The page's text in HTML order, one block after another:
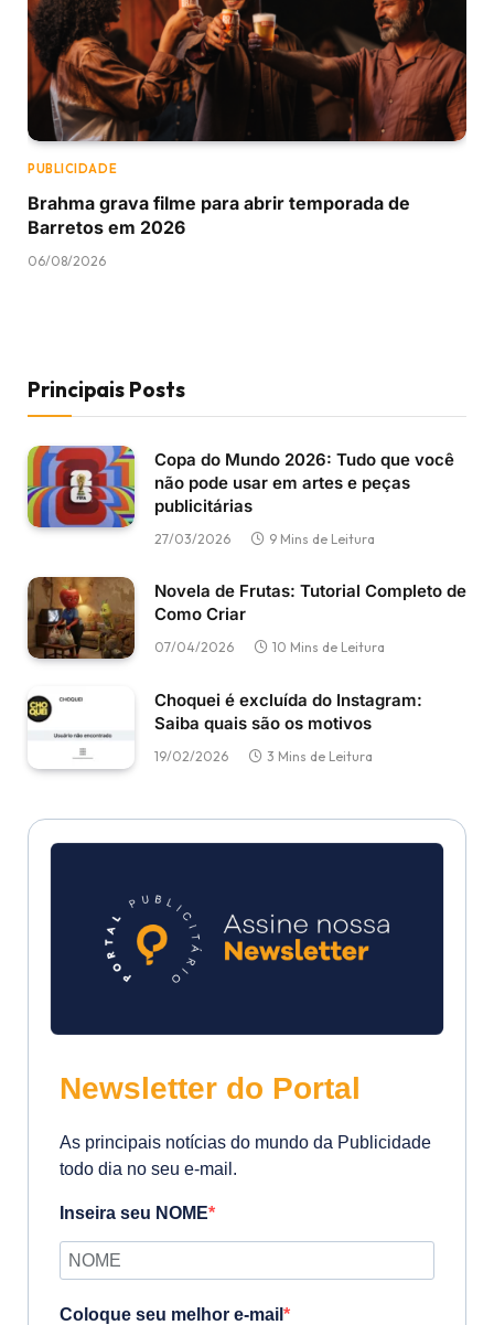
PUBLICIDADE
Brahma grava filme para abrir temporada de
Barretos em 2026
06/08/2026
Principais Posts
Copa do Mundo 2026: Tudo que você
não pode usar em artes e peças
publicitárias
27/03/2026 9 Mins de Leitura
Novela de Frutas: Tutorial Completo de
Como Criar
07/04/2026 10 Mins de Leitura
Choquei é excluída do Instagram:
Saiba quais são os motivos
19/02/2026 3 Mins de Leitura
Newsletter do Portal
As principais notícias do mundo da Publicidade
todo dia no seu e-mail.
Inseira seu NOME
Coloque seu melhor e-mail